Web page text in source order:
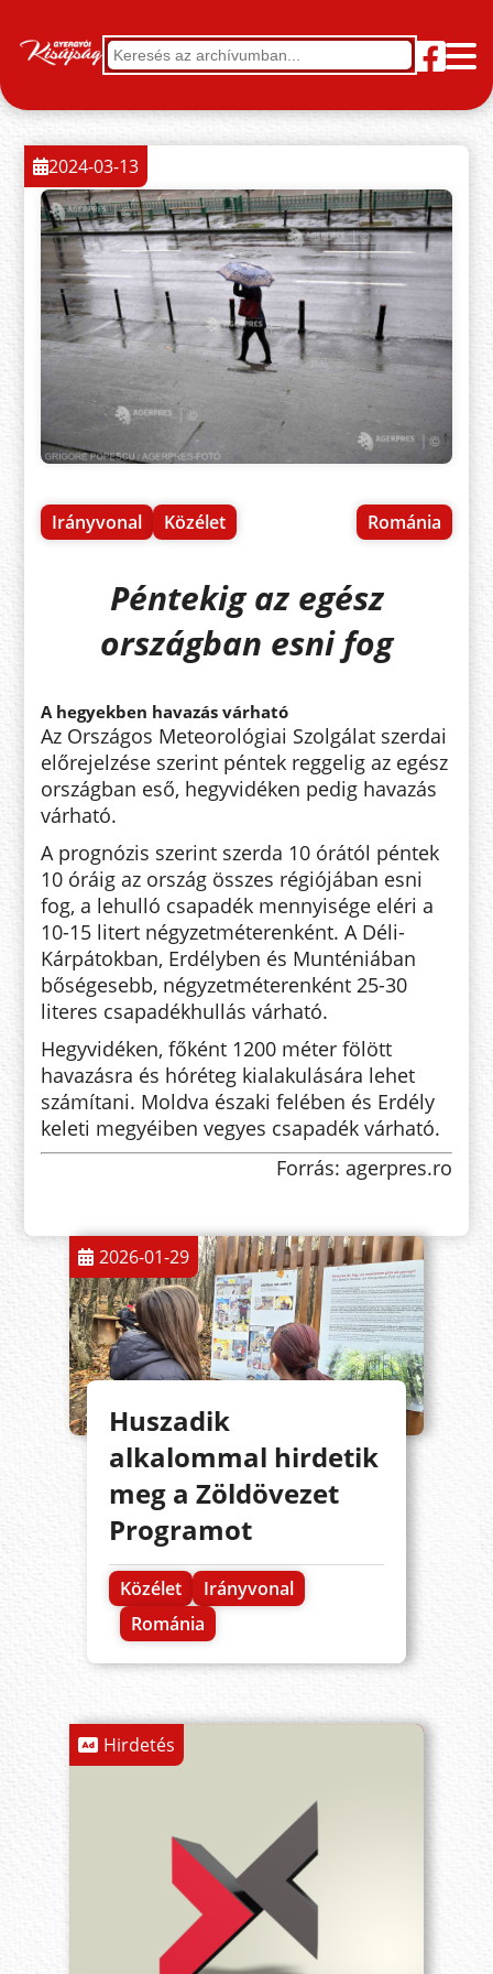
Irányvonal Közélet Románia
2024-03-13
Péntekig az egész
országban esni fog
A hegyekben havazás várható
Az Országos Meteorológiai Szolgálat szerdai
előrejelzése szerint péntek reggelig az egész
országban eső, hegyvidéken pedig havazás
várható.
A prognózis szerint szerda 10 órától péntek
10 óráig az ország összes régiójában esni
fog, a lehulló csapadék mennyisége eléri a
10-15 litert négyzetméterenként. A Déli-
Kárpátokban, Erdélyben és Munténiában
bőségesebb, négyzetméterenként 25-30
literes csapadékhullás várható.
Hegyvidéken, főként 1200 méter fölött
havazásra és hóréteg kialakulására lehet
számítani. Moldva északi felében és Erdély
keleti megyéiben vegyes csapadék várható.
Forrás: agerpres.ro
2026-01-29
Huszadik
alkalommal hirdetik
meg a Zöldövezet
Programot
Közélet
Irányvonal
Románia
Hirdetés